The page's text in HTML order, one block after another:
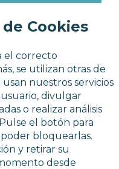
Cookies
el correcto
se utilizan otras de
nuestros servicios
divulgar
o realizar análisis
el botón para
bloquearlas.
y retirar su
desde